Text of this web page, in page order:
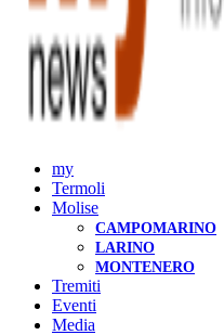
my
Termoli
Molise
CAMPOMARINO
LARINO
MONTENERO
Tremiti
Eventi
Media